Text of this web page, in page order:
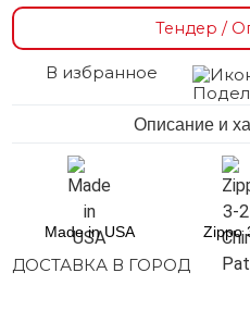
Тендер /
В избранное
Описание и
Made in USA Zippo
ДОСТАВКА В ГОРОД